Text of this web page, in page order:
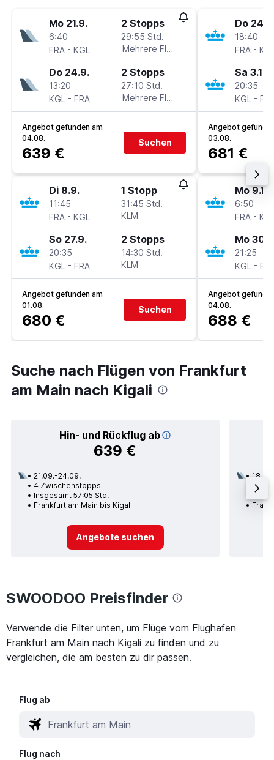
Mo 21.9.
6:40
FRA - KGL
2 Stopps
29:55 Std.
Mehrere Fluglinien
Do 24.9.
13:20
KGL - FRA
2 Stopps
27:10 Std.
Mehrere Fluglinien
Angebot gefunden am
04.08.
639 €
Suchen
Di 8.9.
11:45
FRA - KGL
1 Stopp
31:45 Std.
KLM
So 27.9.
20:35
KGL - FRA
2 Stopps
14:30 Std.
KLM
Angebot gefunden am
01.08.
680 €
Suchen
Do
18:40
FRA -
Sa 3.10.
20:35
KGL -
Angebot
03.08.
681 €
Mo 9.11.
6:50
FRA -
Mo
21:25
KGL -
Angebot
04.08.
688 €
Suche nach Flügen von Frankfurt
am Main nach Kigali
Hin- und Rückflug ab
639 €
21.09.-24.09.
4 Zwischenstopps
Insgesamt 57:05 Std.
Frankfurt am Main bis Kigali
Angebote suchen
18.08.
3
SWOODOO Preisfinder
Verwende die Filter unten, um Flüge vom Flughafen
Frankfurt am Main nach Kigali zu finden und zu
vergleichen, die am besten zu dir passen.
Flug ab
Flug nach